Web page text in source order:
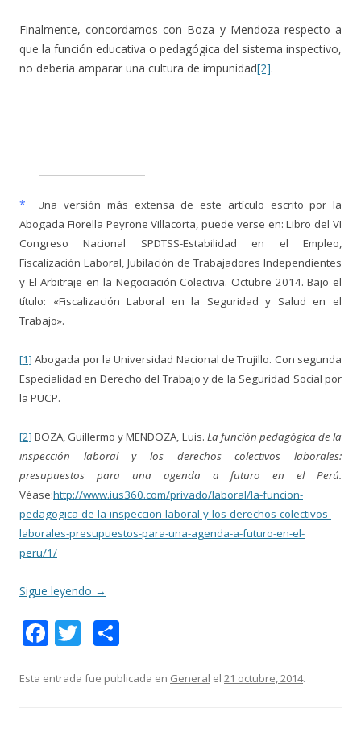
Finalmente, concordamos con Boza y Mendoza respecto a
que la función educativa o pedagógica del sistema inspectivo,
no debería amparar una cultura de impunidad[2].
* Una versión más extensa de este artículo escrito por la
Abogada Fiorella Peyrone Villacorta, puede verse en: Libro del VI
Congreso Nacional SPDTSS-Estabilidad en el Empleo,
Fiscalización Laboral, Jubilación de Trabajadores Independientes
y El Arbitraje en la Negociación Colectiva. Octubre 2014. Bajo el
título: «Fiscalización Laboral en la Seguridad y Salud en el
Trabajo».
[1] Abogada por la Universidad Nacional de Trujillo. Con segunda
Especialidad en Derecho del Trabajo y de la Seguridad Social por
la PUCP.
[2] BOZA, Guillermo y MENDOZA, Luis. La función pedagógica de la
inspección laboral y los derechos colectivos laborales:
presupuestos para una agenda a futuro en el Perú.
Véase:http://www.ius360.com/privado/laboral/la-funcion-
pedagogica-de-la-inspeccion-laboral-y-los-derechos-colectivos-
laborales-presupuestos-para-una-agenda-a-futuro-en-el-
peru/1/
Sigue leyendo →
F
e
T
itt m
Esta entrada fue publicada en General el 21 octubre, 2014.